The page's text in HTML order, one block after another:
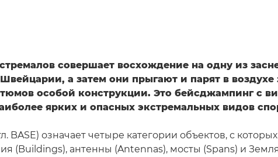
совершает восхождение на одну из
а затем они прыгают и парят в воздухе
особой конструкции. Это бейсджампинг с
ярких и опасных экстремальных видов
BASE) означает четыре категории объектов, с
(Buildings), антенны (Antennas), мосты (Spans) и